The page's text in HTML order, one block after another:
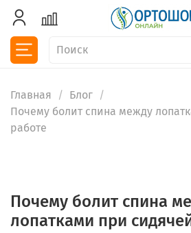
Главная
Блог
Почему болит спина между
работе
Почему болит спина
лопатками при